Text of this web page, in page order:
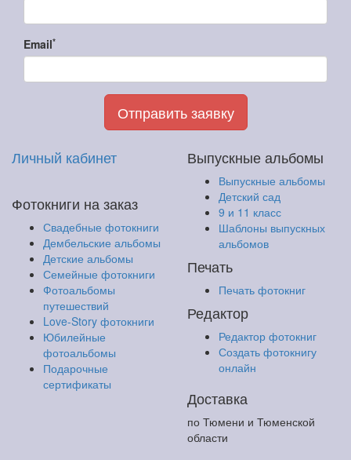
Email*
Отправить заявку
Личный кабинет
Фотокниги на заказ
Свадебные фотокниги
Дембельские альбомы
Детские альбомы
Семейные фотокниги
Фотоальбомы
путешествий
Love-Story фотокниги
Юбилейные
фотоальбомы
Подарочные
сертификаты
Выпускные альбомы
Выпускные альбомы
Детский сад
9 и 11 класс
Шаблоны выпускных
альбомов
Печать
Печать фотокниг
Редактор
Редактор фотокниг
Создать фотокнигу
онлайн
Доставка
по Тюмени и Тюменской
области